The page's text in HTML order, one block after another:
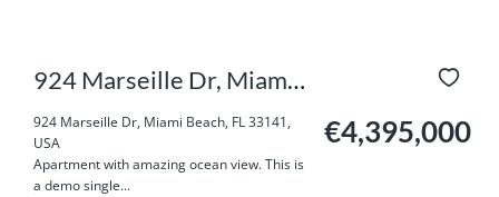
924 Marseille Dr, Miami
Beach, FL 33141, USA
924 Marseille Dr, Miami Beach, FL 33141,
USA
Apartment with amazing ocean view. This is
a demo single...
€4,395,000